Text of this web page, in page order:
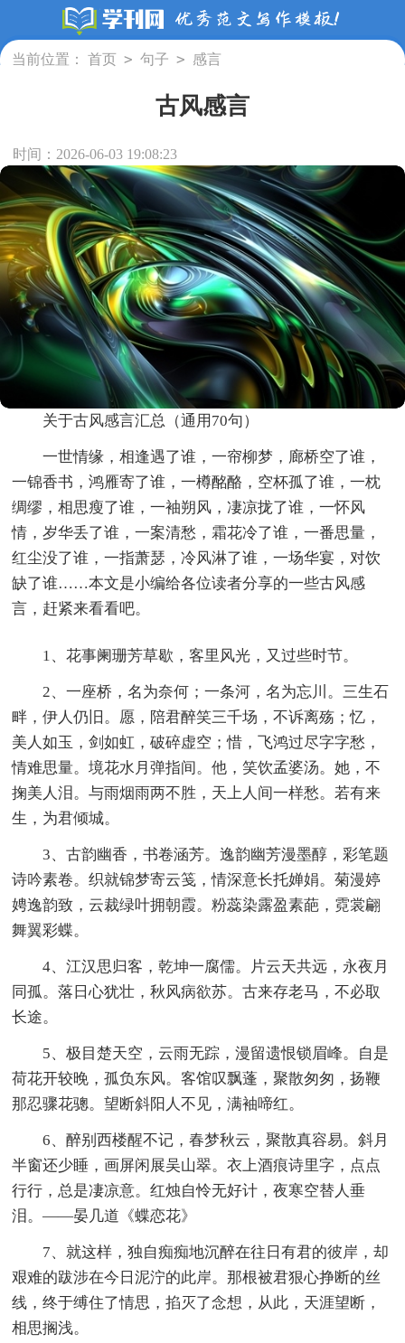
当前位置： 首页 > 句子 > 感言
古风感言
时间：2026-06-03 19:08:23
关于古风感言汇总（通用70句）
一世情缘，相逢遇了谁，一帘柳梦，廊桥空了谁，
一锦香书，鸿雁寄了谁，一樽酩酪，空杯孤了谁，一枕
绸缪，相思瘦了谁，一袖朔风，凄凉拢了谁，一怀风
情，岁华丢了谁，一案清愁，霜花冷了谁，一番思量，
红尘没了谁，一指萧瑟，冷风淋了谁，一场华宴，对饮
缺了谁……本文是小编给各位读者分享的一些古风感
言，赶紧来看看吧。
1、花事阑珊芳草歇，客里风光，又过些时节。
2、一座桥，名为奈何；一条河，名为忘川。三生石
畔，伊人仍旧。愿，陪君醉笑三千场，不诉离殇；忆，
美人如玉，剑如虹，破碎虚空；惜，飞鸿过尽字字愁，
情难思量。境花水月弹指间。他，笑饮孟婆汤。她，不
掬美人泪。与雨烟雨两不胜，天上人间一样愁。若有来
生，为君倾城。
3、古韵幽香，书卷涵芳。逸韵幽芳漫墨醇，彩笔题
诗吟素卷。织就锦梦寄云笺，情深意长托婵娟。菊漫婷
娉逸韵致，云裁绿叶拥朝霞。粉蕊染露盈素葩，霓裳翩
舞翼彩蝶。
4、江汉思归客，乾坤一腐儒。片云天共远，永夜月
同孤。落日心犹壮，秋风病欲苏。古来存老马，不必取
长途。
5、极目楚天空，云雨无踪，漫留遗恨锁眉峰。自是
荷花开较晚，孤负东风。客馆叹飘蓬，聚散匆匆，扬鞭
那忍骤花骢。望断斜阳人不见，满袖啼红。
6、醉别西楼醒不记，春梦秋云，聚散真容易。斜月
半窗还少睡，画屏闲展吴山翠。衣上酒痕诗里字，点点
行行，总是凄凉意。红烛自怜无好计，夜寒空替人垂
泪。——晏几道《蝶恋花》
7、就这样，独自痴痴地沉醉在往日有君的彼岸，却
艰难的跋涉在今日泥泞的此岸。那根被君狠心挣断的丝
线，终于缚住了情思，掐灭了念想，从此，天涯望断，
相思搁浅。